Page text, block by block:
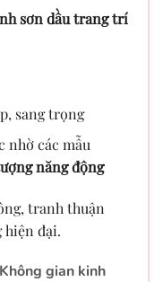
sơn dầu trang trí
sang trọng
nhờ các mẫu
năng động
tranh thuận
đại.
gian kinh